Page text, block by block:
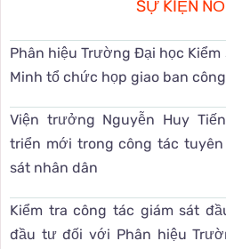
SỰ KIỆN
Phân hiệu Trường Đại học
Minh tổ chức họp giao ban
Viện trưởng Nguyễn Huy
triển mới trong công tác
sát nhân dân
Kiểm tra công tác giám sát
đầu tư đối với Phân hiệu